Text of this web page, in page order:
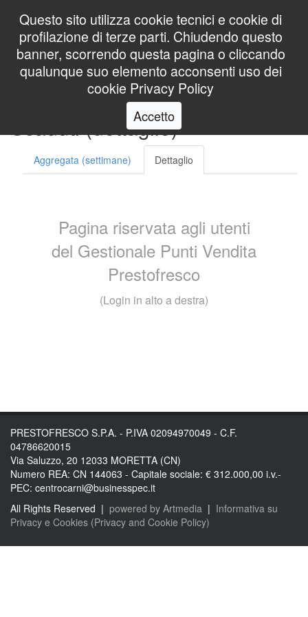
Questo sito utilizza cookie tecnici e cookie di
profilazione di terze parti. Chiudendo questo
banner, scorrendo questa pagina o cliccando
qualunque suo elemento acconsenti uso dei
cookie Privacy Policy
Accetto
Utente
S10 Interrogazione Rotti &
Scaduti (dettaglio)
Aggregata (settimane) Dettaglio
Pagina riservata agli utenti
del Gestionale Punti Vendita
Prestofresco
(Login in alto a destra)
PRESTOFRESCO S.P.A. - P.IVA 02094970049 - C.F.
04786620015
Via Saluzzo, 20 12033 MORETTA (CN)
Numero REA: CN 144063 - Capitale sociale: € 312.000,00 i.v.-
PEC: centrocarni@businesspec.it
All Rights Reserved | powered by Artmedia | Informativa su
Privacy e Cookies (Privacy and Cookie Policy)